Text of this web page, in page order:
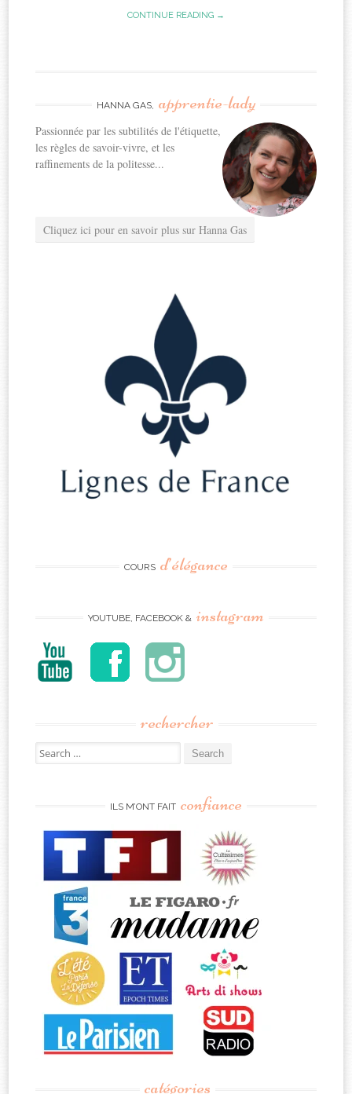
CONTINUE READING →
HANNA GAS, apprentie-lady
Passionnée par les subtilités de l'étiquette,
les règles de savoir-vivre, et les
raffinements de la politesse...
Cliquez ici pour en savoir plus sur Hanna Gas
COURS d’élégance
YOUTUBE, FACEBOOK & instagram
rechercher
Search
for:
ILS M’ONT FAIT confiance
catégories